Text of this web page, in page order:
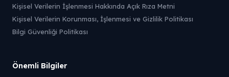
Kişisel Verilerin İşlenmesi Hakkında Açık Rıza Metni
Kişisel Verilerin Korunması, İşlenmesi ve Gizlilik Politikası
Bilgi Güvenliği Politikası
Önemli Bilgiler